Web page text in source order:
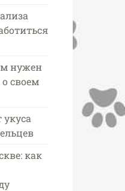
нужен
своем
как